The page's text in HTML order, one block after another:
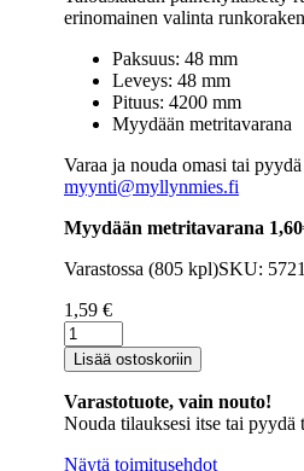
erinomainen valinta
Paksuus: 48 mm
Leveys: 48 mm
Pituus: 4200 mm
Myydään metritavarana
Varaa ja nouda omasi tai
myynti@myllynmies.fi
Myydään metritavarana
Varastossa (805 kpl)SKU:
1,59 €
Runkopuutavara
48×48
mm
talouslaadun
painekyllästetty
sileä
Lisää ostoskoriin
Varastotuote, vain nouto!
Nouda tilauksesi itse tai pyydä
Näytä toimitusehdot